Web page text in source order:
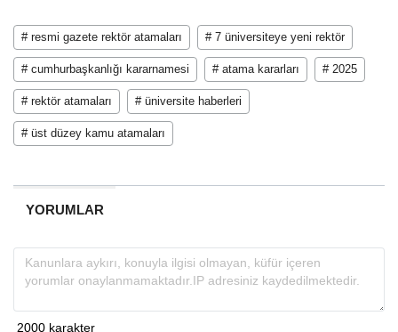
# resmi gazete rektör atamaları # 7 üniversiteye yeni rektör
# cumhurbaşkanlığı kararnamesi # atama kararları # 2025
# rektör atamaları # üniversite haberleri
# üst düzey kamu atamaları
YORUMLAR